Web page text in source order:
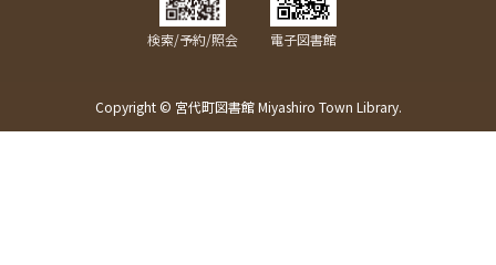
検索/予約/照会 電子図書館
Copyright © 宮代町図書館 Miyashiro Town Library.